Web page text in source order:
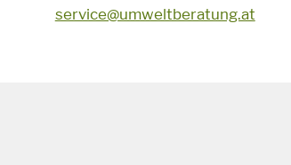
service@umweltberatung.at